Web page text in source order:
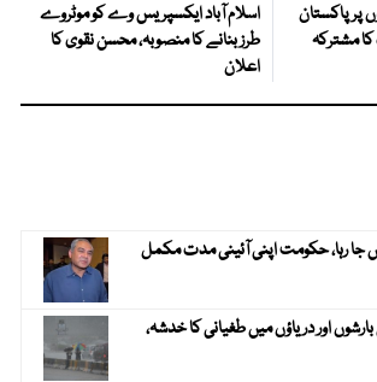
پر پاکستان
کا مشترکہ
اسلام آباد ایکسپریس وے کو موٹروے
طرز بنانے کا منصوبہ، محسن نقوی کا
اعلان
جا رہا، حکومت اپنی آئینی مدت مکمل
میں بارشوں اور دریاؤں میں طغیانی کا خدشہ،